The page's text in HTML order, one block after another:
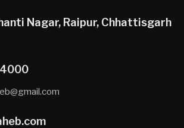
Nagar, Raipur, Chhattisgarh